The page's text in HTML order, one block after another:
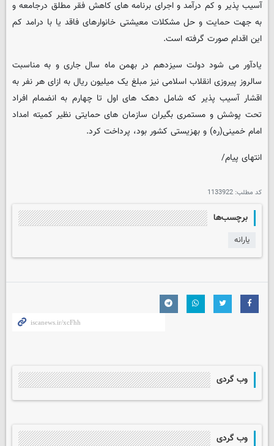
آسیب پذیر و کم درآمد و اجرای برنامه های کاهش فقر مطلق درجامعه و
به جهت حمایت و حل مشکلات معیشتی خانوارهای فاقد یا با درامد کم
این اقدام صورت گرفته است.
یادآور می شود دولت سیزدهم در بهمن ماه سال جاری و به مناسبت
سالروز پیروزی انقلاب اسلامی نیز مبلغ یک میلیون ریال به ازای هر نفر به
اقشار آسیب پذیر که شامل دهک های اول تا چهارم به انضمام افراد
تحت پوشش و مستمری بگیران سازمان های حمایتی نظیر کمیته امداد
امام خمینی(ره) و بهزیستی کشور بود، پرداخت کرد.
انتهای پیام/
کد مطلب: 1133922
برچسب‌ها
یارانه­
وب گردی
وب گردی